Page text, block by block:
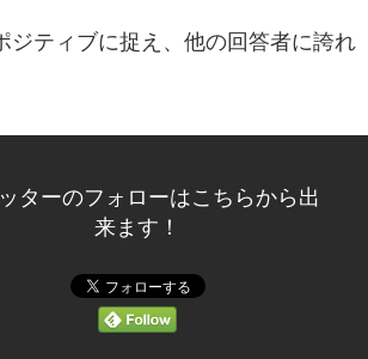
ジティブに捉え、他の回答者に誇れ
ターのフォローはこちらから出
来ます！